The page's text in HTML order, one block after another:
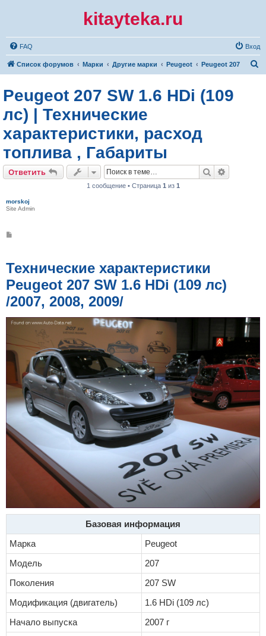
kitayteka.ru
FAQ Вход
Список форумов Марки Другие марки Peugeot Peugeot 207
Peugeot 207 SW 1.6 HDi (109
лс) | Технические
характеристики, расход
топлива , Габариты
Ответить Поиск
1 сообщение • Страница 1 из 1
morskoj
Site Admin
щ
е
и
Технические характеристики
Peugeot 207 SW 1.6 HDi (109 лс)
/2007, 2008, 2009/
Базовая информация
Марка
Peugeot
Модель
207
Поколения
207 SW
Модификация (двигатель)
1.6 HDi (109 лс)
Начало выпуска
2007 г